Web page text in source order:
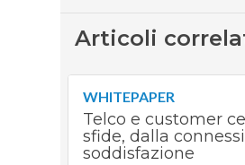
Articoli
WHITEPAPER
Telco e customer
sfide, dalla
soddisfazione